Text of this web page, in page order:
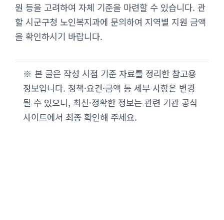
원 등을 고려하여 자체 기준을 마련할 수 있습니다. 관
할 시군구청 노인복지과에 문의하여 지역별 지원 금액
을 확인하시기 바랍니다.
※ 본 글은 작성 시점 기준 자료를 정리한 참고용
정보입니다. 정책·요건·금액 등 세부 사항은 변경
될 수 있으니, 최신·정확한 정보는 관련 기관 공식
사이트에서 최종 확인해 주세요.